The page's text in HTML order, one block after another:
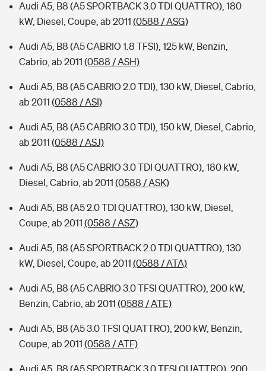
Audi A5, B8 (A5 SPORTBACK 3.0 TDI QUATTRO), 180
kW, Diesel, Coupe, ab 2011 (0588 / ASG)
Audi A5, B8 (A5 CABRIO 1.8 TFSI), 125 kW, Benzin,
Cabrio, ab 2011 (0588 / ASH)
Audi A5, B8 (A5 CABRIO 2.0 TDI), 130 kW, Diesel, Cabrio,
ab 2011 (0588 / ASI)
Audi A5, B8 (A5 CABRIO 3.0 TDI), 150 kW, Diesel, Cabrio,
ab 2011 (0588 / ASJ)
Audi A5, B8 (A5 CABRIO 3.0 TDI QUATTRO), 180 kW,
Diesel, Cabrio, ab 2011 (0588 / ASK)
Audi A5, B8 (A5 2.0 TDI QUATTRO), 130 kW, Diesel,
Coupe, ab 2011 (0588 / ASZ)
Audi A5, B8 (A5 SPORTBACK 2.0 TDI QUATTRO), 130
kW, Diesel, Coupe, ab 2011 (0588 / ATA)
Audi A5, B8 (A5 CABRIO 3.0 TFSI QUATTRO), 200 kW,
Benzin, Cabrio, ab 2011 (0588 / ATE)
Audi A5, B8 (A5 3.0 TFSI QUATTRO), 200 kW, Benzin,
Coupe, ab 2011 (0588 / ATF)
Audi A5, B8 (A5 SPORTBACK 3.0 TFSI QUATTRO), 200